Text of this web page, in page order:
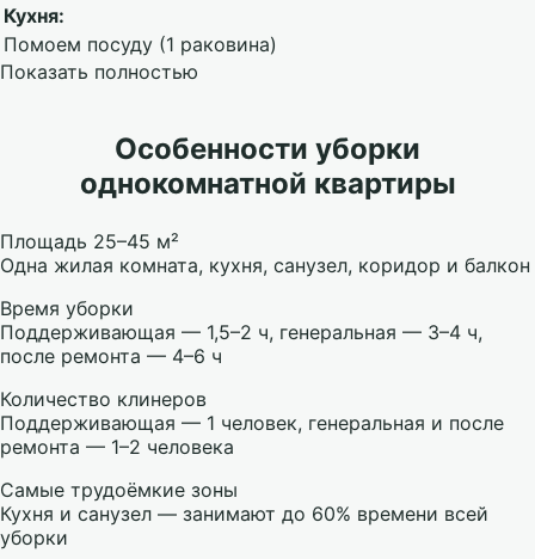
Кухня:
Помоем посуду (1 раковина)
Показать полностью
Особенности уборки
однокомнатной квартиры
Площадь 25–45 м²
Одна жилая комната, кухня, санузел, коридор и балкон
Время уборки
Поддерживающая — 1,5–2 ч, генеральная — 3–4 ч,
после ремонта — 4–6 ч
Количество клинеров
Поддерживающая — 1 человек, генеральная и после
ремонта — 1–2 человека
Самые трудоёмкие зоны
Кухня и санузел — занимают до 60% времени всей
уборки